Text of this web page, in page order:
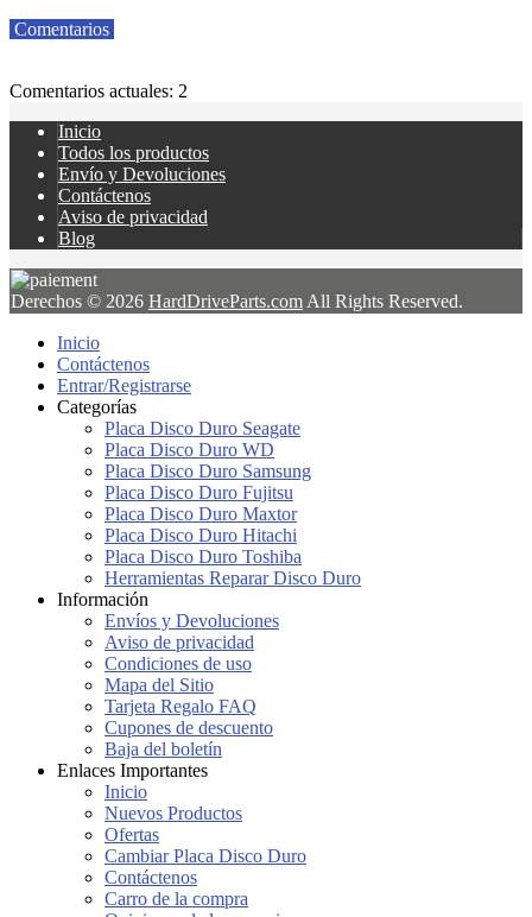
Comentarios
Comentarios actuales: 2
Inicio
Todos los productos
Envío y Devoluciones
Contáctenos
Aviso de privacidad
Blog
Derechos © 2026 HardDriveParts.com All Rights Reserved.
Inicio
Contáctenos
Entrar/Registrarse
Categorías
Placa Disco Duro Seagate
Placa Disco Duro WD
Placa Disco Duro Samsung
Placa Disco Duro Fujitsu
Placa Disco Duro Maxtor
Placa Disco Duro Hitachi
Placa Disco Duro Toshiba
Herramientas Reparar Disco Duro
Información
Envíos y Devoluciones
Aviso de privacidad
Condiciones de uso
Mapa del Sitio
Tarjeta Regalo FAQ
Cupones de descuento
Baja del boletín
Enlaces Importantes
Inicio
Nuevos Productos
Ofertas
Cambiar Placa Disco Duro
Contáctenos
Carro de la compra